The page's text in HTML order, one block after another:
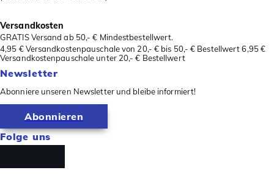
Versandkosten
GRATIS Versand ab 50,- € Mindestbestellwert.
4,95 € Versandkostenpauschale von 20,- € bis 50,- € Bestellwert 6,95 €
Versandkostenpauschale unter 20,- € Bestellwert
Newsletter
Abonniere unseren Newsletter und bleibe informiert!
Abonnieren
Folge uns